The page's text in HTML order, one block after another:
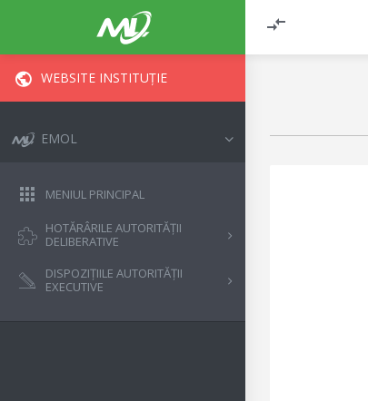
WEBSITE INSTITUȚIE
EMOL
MENIUL PRINCIPAL
HOTĂRÂRILE AUTORITĂȚII
DELIBERATIVE
DISPOZIȚIILE AUTORITĂȚII
EXECUTIVE